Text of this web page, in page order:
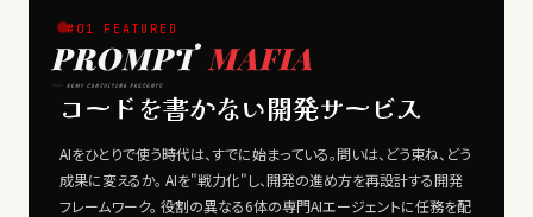
#01 FEATURED
コードを書かない開発サービス
AIをひとりで使う時代は、すでに始まっている。問いは、どう束ね、どう
成果に変えるか。 AIを"戦力化"し、開発の進め方を再設計する開発
フレームワーク。 役割の異なる6体の専門AIエージェントに任務を配